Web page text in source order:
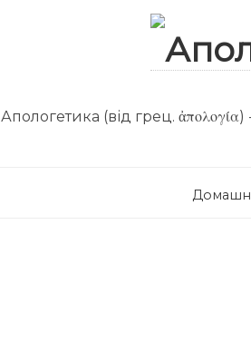
Апологетика (від грец.